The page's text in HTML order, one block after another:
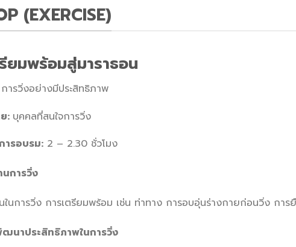
(EXERCISE)
ยมพร้อมสู่มาราธอน
การวิ่งอย่างมีประสิทธิภาพ
: บุคคลที่สนใจการวิ่ง
ารอบรม: 2 – 2.30 ชั่วโมง
การวิ่ง
ในการวิ่ง การเตรียมพร้อม เช่น ท่าทาง การอบอุ่นร่างกายก่อนวิ่ง กา
นาประสิทธิภาพในการวิ่ง